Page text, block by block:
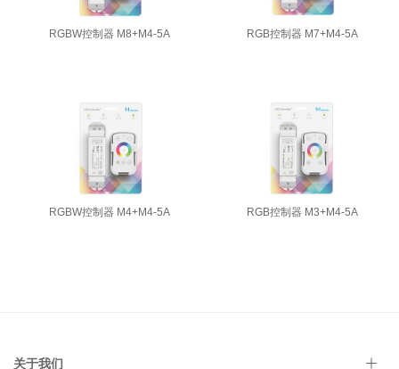
RGBW控制器 M8+M4-5A RGB控制器 M7+M4-5A
RGBW控制器 M4+M4-5A RGB控制器 M3+M4-5A
关于我们